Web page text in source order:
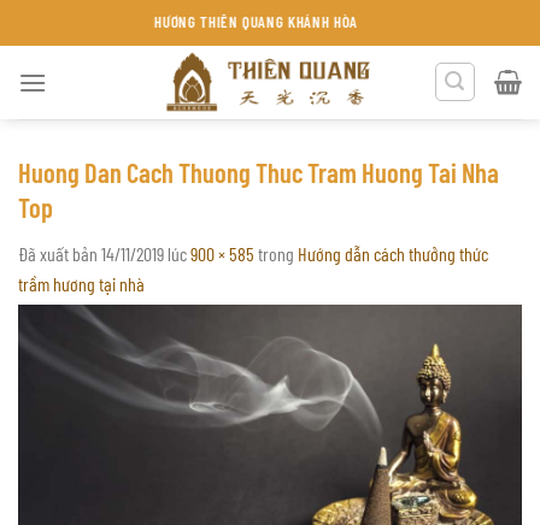
đến
TRẦM HƯƠNG THIÊN QUANG KHÁNH HÒA
Huong Dan Cach Thuong Thuc Tram Huong Tai Nha
Top
Đã xuất bản 14/11/2019 lúc900 × 585 trong Hướng dẫn cách thưởng thức
trầm hương tại nhà